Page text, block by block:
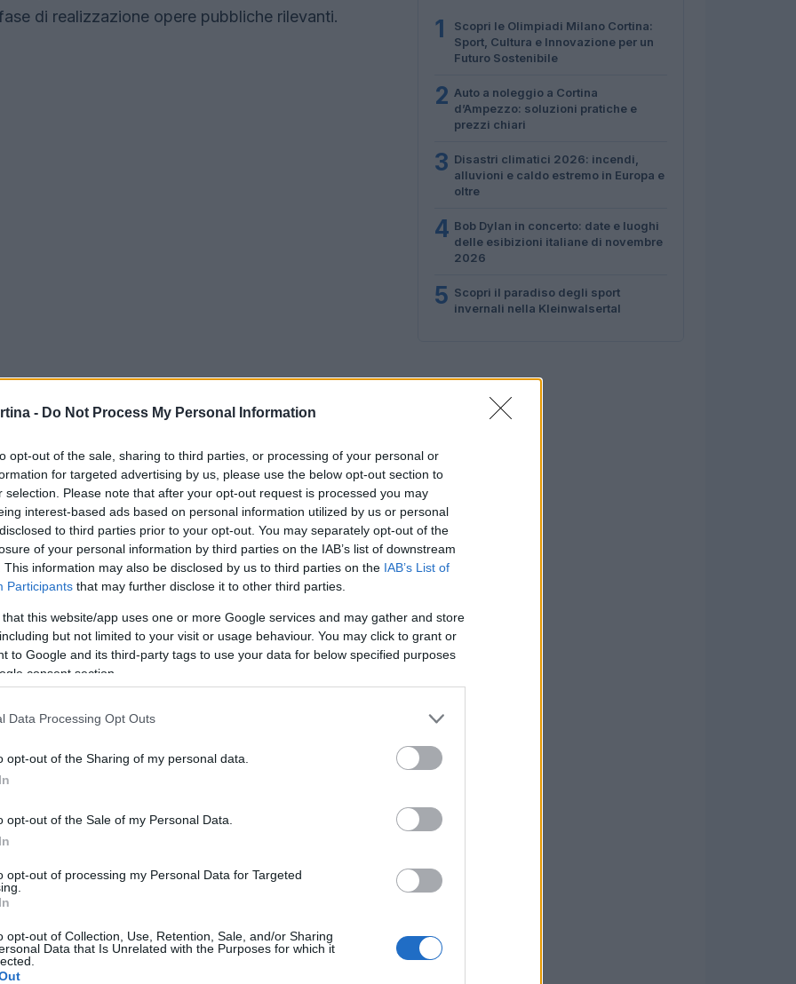
- Do Not Process My Personal Information
opt-out of the sale, sharing to third parties, or processing of your personal or
for targeted advertising by us, please use the below opt-out section to
selection. Please note that after your opt-out request is processed you may
interest-based ads based on personal information utilized by us or personal
to third parties prior to your opt-out. You may separately opt-out of the
of your personal information by third parties on the IAB’s list of downstream
This information may also be disclosed by us to third parties on the IAB’s List of
Participants that may further disclose it to other third parties.
that this website/app uses one or more Google services and may gather and store
but not limited to your visit or usage behaviour. You may click to grant or
to Google and its third-party tags to use your data for below specified purposes
consent section.
Data Processing Opt Outs
opt-out of the Sharing of my personal data.
opt-out of the Sale of my Personal Data.
opt-out of processing my Personal Data for Targeted
opt-out of Collection, Use, Retention, Sale, and/or Sharing
Data that Is Unrelated with the Purposes for which it
di realizzazione opere pubbliche rilevanti.
le strutture esistenti. Questi interventi
sportivi, ma includono anche miglioramenti
di una nuova
variante della SS. 38
per garantire una mobilità più fluida e sicura.
passaggi a livello ferroviarie la
migliorare la sicurezza stradale.
della
per garantire che le strutture olimpiche
le esigenze degli atleti e dei visitatori.
multipianoper accogliere il flusso di
1
Scopri le Olimpiadi Milano Cortina:
Sport, Cultura e Innovazione per un
Futuro Sostenibile
2 Auto a noleggio a Cortina
d’Ampezzo: soluzioni pratiche e
prezzi chiari
3 Disastri climatici 2026: incendi,
alluvioni e caldo estremo in Europa e
oltre
4 Bob Dylan in concerto: date e luoghi
delle esibizioni italiane di novembre
2026
5 Scopri il paradiso degli sport
invernali nella Kleinwalsertal